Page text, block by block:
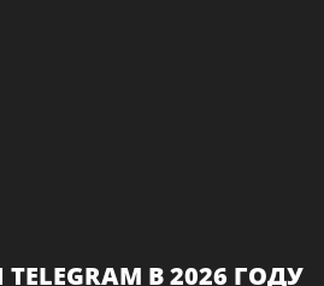
В 2026 ГОДУ